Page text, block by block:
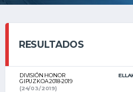
RESULTADOS
DIVISIÓN HONOR
GIPUZKOA 2018-2019
(24/03/2019)